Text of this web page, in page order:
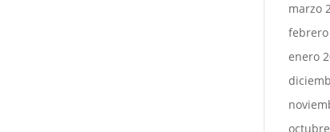
marzo
febrero
enero